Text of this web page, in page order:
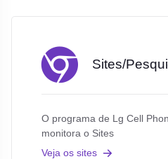
Sites/
O programa de Lg Cell
monitora o Sites
Veja os sites